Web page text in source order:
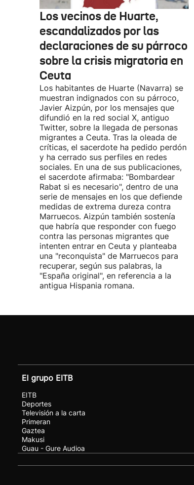
Los vecinos de Huarte,
escandalizados por las
declaraciones de su párroco
sobre la crisis migratoria en
Ceuta
Los habitantes de Huarte (Navarra) se
muestran indignados con su párroco,
Javier Aizpún, por los mensajes que
difundió en la red social X, antiguo
Twitter, sobre la llegada de personas
migrantes a Ceuta. Tras la oleada de
críticas, el sacerdote ha pedido perdón
y ha cerrado sus perfiles en redes
sociales. En una de sus publicaciones,
el sacerdote afirmaba: "Bombardear
Rabat si es necesario", dentro de una
serie de mensajes en los que defiende
medidas de extrema dureza contra
Marruecos. Aizpún también sostenía
que habría que responder con fuego
contra las personas migrantes que
intenten entrar en Ceuta y planteaba
una "reconquista" de Marruecos para
recuperar, según sus palabras, la
"España original", en referencia a la
antigua Hispania romana.
El grupo EITB
EITB
Deportes
Televisión a la carta
Primeran
Gaztea
Makusi
Guau - Gure Audioa